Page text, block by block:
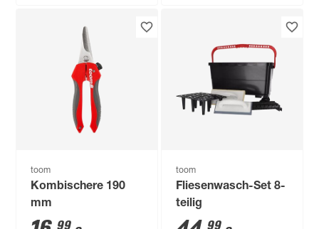
toom
Kombischere 190
mm
99
toom
Fliesenwasch-Set 8-
teilig
99